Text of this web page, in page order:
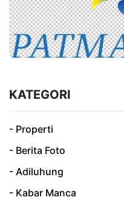
KATEGORI
- Properti
- Berita Foto
- Adiluhung
- Kabar Manca